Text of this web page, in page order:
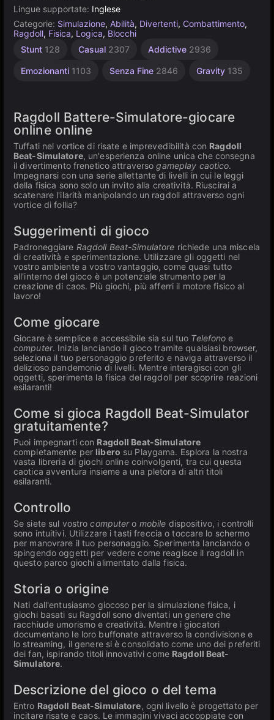
Lingue supportate: Inglese
Categorie: Simulazione, Abilità, Divertenti, Combattimento,
Ragdoll, Fisica, Logica, Blocchi
Stunt 128 Casual 2307 Addictive 2936
Emozionanti 1103 Senza Fine 2846 Gravity 135
Bloody
Alta
3569
Unity
3172
Ragdoll Battere-Simulatore-giocare
online online
Tuffati nel vortice di risate e imprevedibilità con Ragdoll
Beat-Simulatore, un'esperienza online unica che consegna
il divertimento frenetico attraversogameplay caotico.
Impegnarsi con una serie allettante di livelli in cui le leggi
della fisica sono solo un invito alla creatività. Riuscirai a
scatenare l'ilarità manipolando un ragdoll attraverso ogni
vortice di follia?
Suggerimenti di gioco
Padroneggiare Ragdoll Beat-Simulatore richiede una miscela
di creatività e sperimentazione. Utilizzare gli oggetti nel
vostro ambiente a vostro vantaggio, come quasi tutto
all'interno del gioco è un potenziale strumento per la
creazione di caos. Più giochi, più afferri il motore fisico al
lavoro!
Come giocare
Giocare è semplice e accessibile sia sul tuo Telefono e
computer. Inizia lanciando il gioco tramite qualsiasi browser,
seleziona il tuo personaggio preferito e naviga attraverso il
delizioso pandemonio di livelli. Mentre interagisci con gli
oggetti, sperimenta la fisica del ragdoll per scoprire reazioni
esilaranti!
Come si gioca Ragdoll Beat-Simulator
gratuitamente?
Puoi impegnarti con Ragdoll Beat-Simulatore
completamente per libero su Playgama. Esplora la nostra
vasta libreria di giochi online coinvolgenti, tra cui questa
caotica avventura insieme a una pletora di altri titoli
esilaranti.
Controllo
Se siete sul vostrocomputero mobile dispositivo, i controlli
sono intuitivi. Utilizzare i tasti freccia o toccare lo schermo
per manovrare il tuo personaggio. Sperimenta lanciando o
spingendo oggetti per vedere come reagisce il ragdoll in
questo parco giochi alimentato dalla fisica.
Storia o origine
Nati dall'entusiasmo giocoso per la simulazione fisica, i
giochi basati su Ragdoll sono diventati un genere che
racchiude umorismo e creatività. Mentre i giocatori
documentano le loro buffonate attraverso la condivisione e
lo streaming, il genere si è consolidato come uno dei preferiti
dei fan, ispirando titoli innovativi come Ragdoll Beat-
Simulatore.
Descrizione del gioco o del tema
Entro Ragdoll Beat-Simulatore, ogni livello è progettato per
incitare risate e caos. Le immagini vivaci accoppiate con